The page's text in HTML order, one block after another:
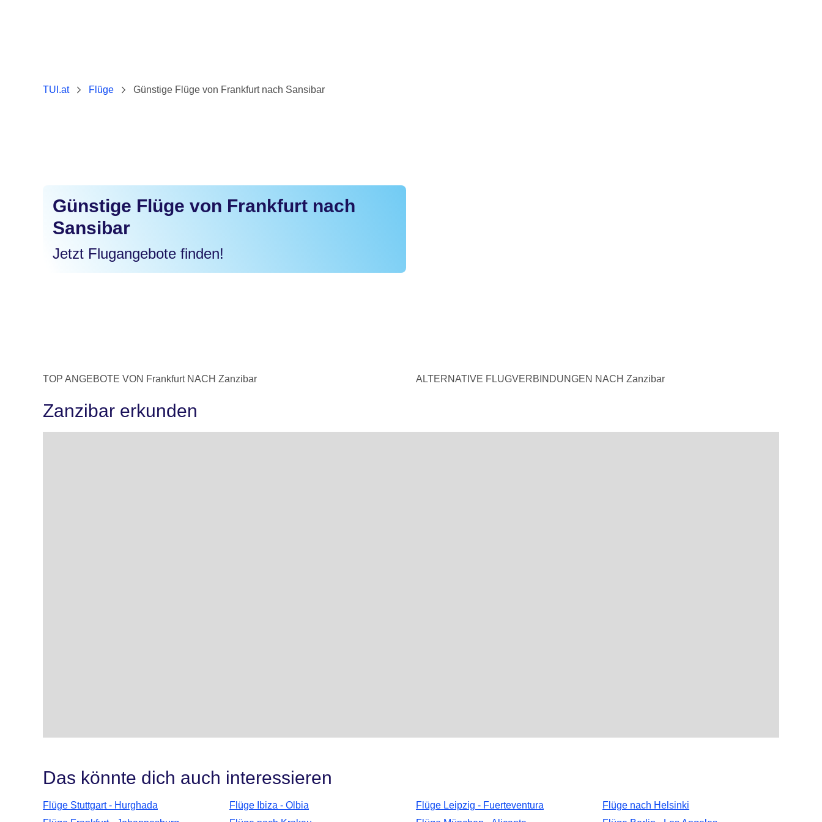
TUI.at Flüge Günstige Flüge von Frankfurt nach Sansibar
Günstige Flüge von Frankfurt nach
Sansibar
Jetzt Flugangebote finden!
TOP ANGEBOTE VON Frankfurt NACH Zanzibar ALTERNATIVE FLUGVERBINDUNGEN NACH Zanzibar
Zanzibar erkunden
Das könnte dich auch interessieren
Flüge Stuttgart - Hurghada Flüge Ibiza - Olbia Flüge Leipzig - Fuerteventura
Flüge nach Helsinki